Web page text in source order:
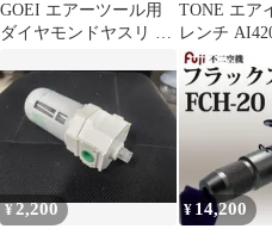
GOEI エアーツール用
ダイヤモンドヤスリ 4
商
TONE エア
レンチ
¥2,200 ¥ 14,200